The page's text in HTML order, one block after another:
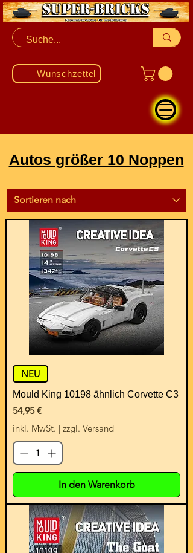
Wunschzettel
Autos größer 10 Noppen
NEU
Mould King 10198 ähnlich Corvette C3
Preis
54,95 €
inkl. MwSt. | zzgl. Versand
In den Warenkorb